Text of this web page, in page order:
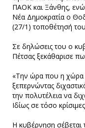
ΠΑΟΚ και Ξάνθης,
Νέα Δημοκρατία ο
(27/1) τοποθέτησή
Σε δηλώσεις του ο
Πέτσας ξεκάθαρισε
«Την ώρα που η χώρα
ξεπερνώντας
την πολυτέλεια να
Ιδίως σε τόσο
Η κυβέρνηση σέβεται